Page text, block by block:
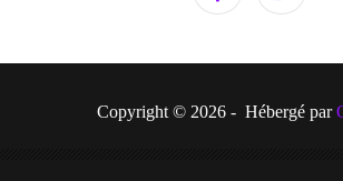
Copyright © 2026 - Hébergé par